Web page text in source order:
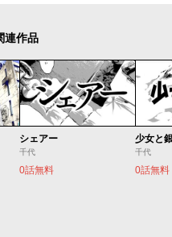
連作品
シェアー
千代
0話無料
少女と
千代
0話無料